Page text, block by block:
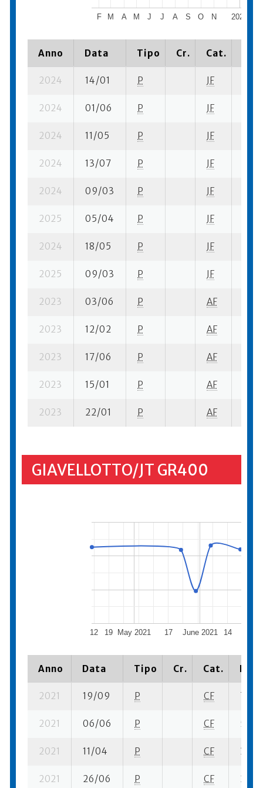
2024
F M A M J J A S O N
Anno Data Tipo Cr. Cat.
2024 14/01 P JF
2024 01/06 P JF
2024 11/05 P JF
2024 13/07 P JF
2024 09/03 P JF
2025 05/04 P JF
2024 18/05 P JF
2025 09/03 P JF
2023 03/06 P AF
2023 12/02 P AF
2023 17/06 P AF
2023 15/01 P AF
2023 22/01 P AF
GIAVELLOTTO/JT GR400
May 2021 June 2021
12 19 17 14
Anno Data Tipo Cr. Cat.
2021 19/09 P CF 7 su-
2021 06/06 P CF 5 su-
2021 11/04 P CF 3 su-
2021 26/06 P CF 2 se-